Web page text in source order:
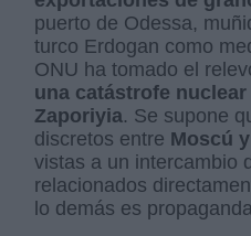
puerto de Odessa,
turco Erdogan como
ONU ha tomado el
una catástrofe
Zaporiyia. Se supone
discretos entre Moscú
vistas a un intercambio
relacionados
lo demás es